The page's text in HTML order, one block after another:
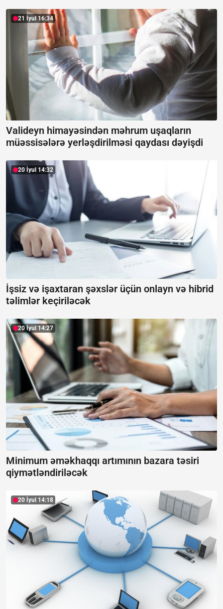
21 İyul 16:34
Valideyn himayəsindən məhrum uşaqların
müəssisələrə yerləşdirilməsi qaydası dəyişdi
20 İyul 14:32
İşsiz və işaxtaran şəxslər üçün onlayn və hibrid
təlimlər keçiriləcək
20 İyul 14:27
Minimum əməkhaqqı artımının bazara təsiri
qiymətləndiriləcək
20 İyul 14:18